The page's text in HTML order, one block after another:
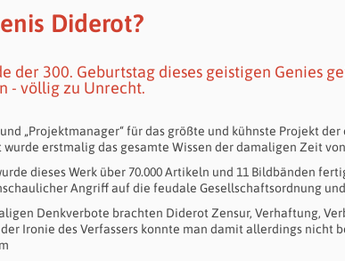
Diderot?
der 300. Geburtstag dieses geistigen Genies
- völlig zu Unrecht.
„Projektmanager“ für das größte und kühnste Projekt
wurde erstmalig das gesamte Wissen der damaligen Zeit
dieses Werk über 70.000 Artikeln und 11 Bildbänden
Angriff auf die feudale Gesellschaftsordnung
Denkverbote brachten Diderot Zensur, Verhaftung,
Ironie des Verfassers konnte man damit allerdings nicht